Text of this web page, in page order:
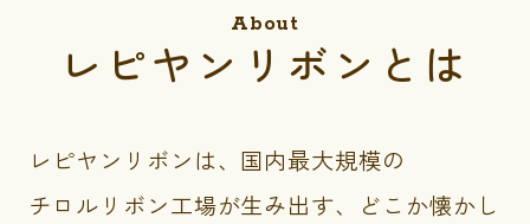
About
レピヤンリボンとは
レピヤンリボンは、国内最大規模の
チロルリボン工場が生み出す、どこか懐かし